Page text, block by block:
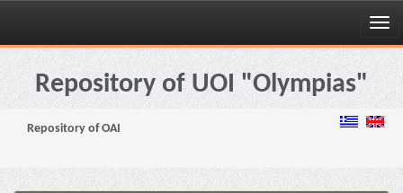
Skip
navigationRepository of UOI "Olympias"
Repository of OAI